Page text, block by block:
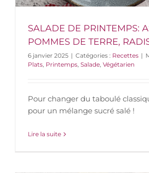
SALADE DE PRINTEMPS:
POMMES DE TERRE,
6 janvier 2025 | Catégories : Recettes |
Plats, Printemps, Salade, Végétarien
Pour changer du taboulé
pour un mélange sucré salé !
Lire la suite